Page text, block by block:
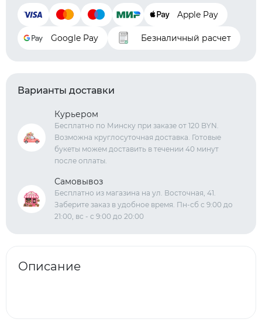
Apple Pay
Google Pay Безналичный расчет
Варианты доставки
Курьером
Бесплатно по Минску при заказе от 120 BYN.
Возможна круглосуточная доставка. Готовые
букеты можем доставить в течении 40 минут
после оплаты.
Самовывоз
Бесплатно из магазина на ул. Восточная, 41.
Заберите заказ в удобное время. Пн-сб с 9:00 до
21:00, вс - с 9:00 до 20:00
Описание